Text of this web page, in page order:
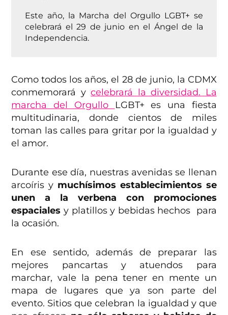
Este año, la Marcha del Orgullo LGBT+ se
celebrará el 29 de junio en el Ángel de la
Independencia.
Como todos los años, el 28 de junio, la CDMX
conmemorará ycelebrará la diversidad. La
marcha del Orgullo
LGBT+ es una fiesta
multitudinaria, donde cientos de miles
toman las calles para gritar por la igualdad y
el amor.
Durante ese día, nuestras avenidas se llenan
arcoíris y muchísimos establecimientos se
unen a la verbena con promociones
espaciales y platillos y bebidas hechos para
la ocasión.
En ese sentido, además de preparar las
mejores pancartas y atuendos para
marchar, vale la pena tener en mente un
mapa de lugares que ya son parte del
evento. Sitios que celebran la igualdad y que